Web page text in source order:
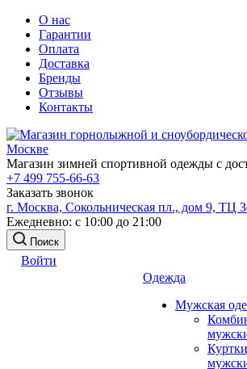
О нас
Гарантии
Оплата
Доставка
Бренды
Отзывы
Контакты
Магазин зимней спортивной одежды с
+7 499 755-66-63
Заказать звонок
г. Москва, Сокольническая пл., дом 9, ТЦ
Ежедневно: с 10:00 до 21:00
Поиск
Войти
Одежда
Мужская
Куртки